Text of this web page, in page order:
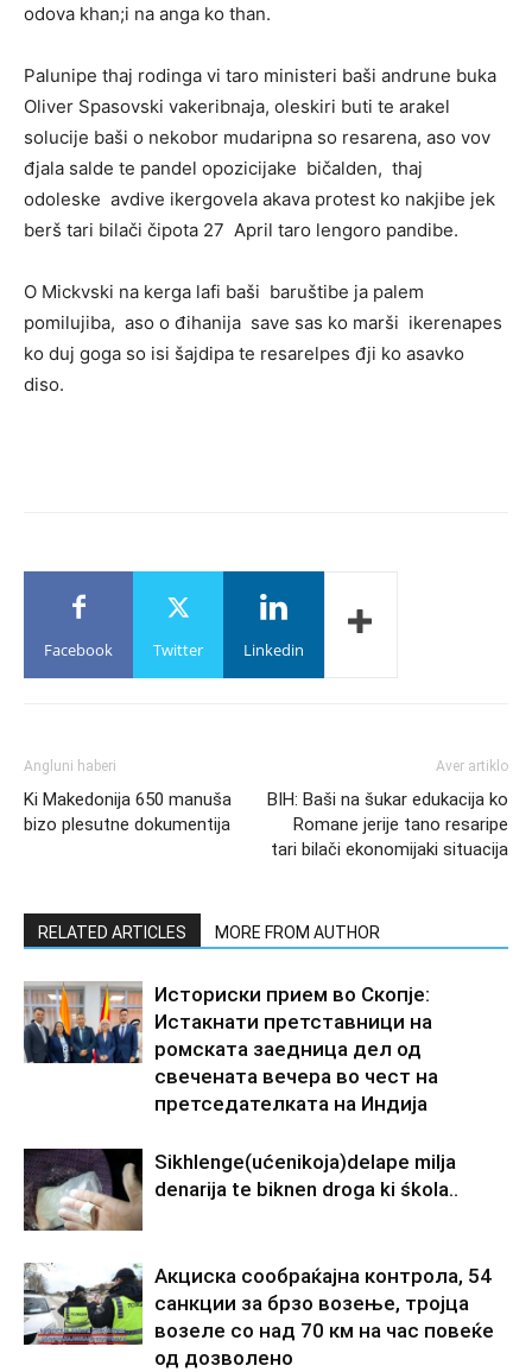
odova khan;i na anga ko than.
Palunipe thaj rodinga vi taro ministeri baši andrune buka
Oliver Spasovski vakeribnaja, oleskiri buti te arakel
solucije baši o nekobor mudaripna so resarena, aso vov
đjala salde te pandel opozicijake bičalden, thaj
odoleske avdive ikergovela akava protest ko nakjibe jek
berš tari bilači čipota 27 April taro lengoro pandibe.
O Mickvski na kerga lafi baši baruštibe ja palem
pomilujiba, aso o đihanija save sas ko marši ikerenapes
ko duj goga so isi šajdipa te resarelpes đji ko asavko
diso.
Facebook Twitter Linkedin
Angluni haberi
Ki Makedonija 650 manuša
bizo plesutne dokumentija
Aver artiklo
BIH: Baši na šukar edukacija ko
Romane jerije tano resaripe
tari bilači ekonomijaki situacija
RELATED ARTICLES MORE FROM AUTHOR
Историски прием во Скопје:
Истакнати претставници на
ромската заедница дел од
свечената вечера во чест на
претседателката на Индија
Sikhlenge(ućenikoja)delape milja
denarija te biknen droga ki śkola..
Акциска сообраќајна контрола, 54
санкции за брзо возење, тројца
возеле со над 70 км на час повеќе
од дозволено